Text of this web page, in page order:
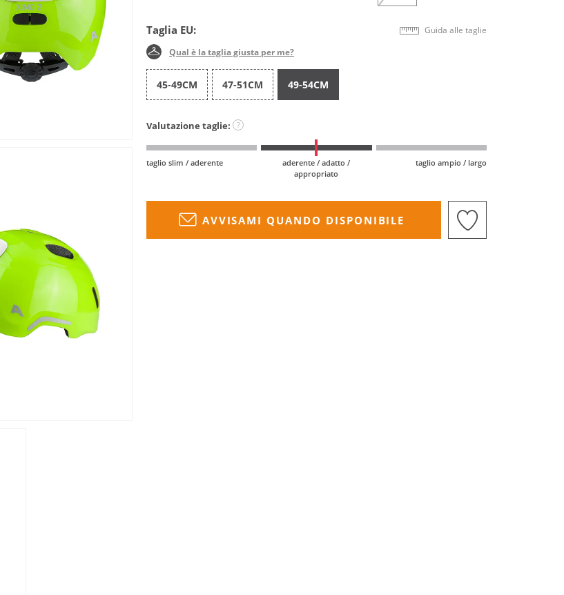
Taglia EU: Guida alle taglie
Qual è la taglia giusta per me?
45-49CM 47-51CM 49-54CM
Valutazione taglie: ?
taglio slim / aderente
aderente / adatto /
appropriato
taglio ampio / largo
AVVISAMI QUANDO DISPONIBILE